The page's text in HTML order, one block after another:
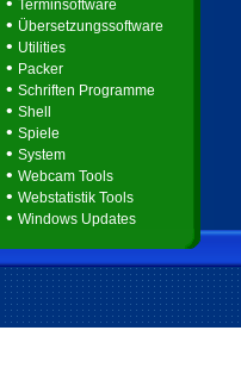
Terminsoftware
• Übersetzungssoftware
• Utilities
• Packer
• Schriften Programme
• Shell
• Spiele
• System
• Webcam Tools
• Webstatistik Tools
• Windows Updates